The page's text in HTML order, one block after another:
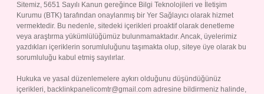
Sitemiz, 5651 Sayılı Kanun gereğince Bilgi Teknolojileri ve İletişim
Kurumu (BTK) tarafından onaylanmış bir Yer Sağlayıcı olarak hizmet
vermektedir. Bu nedenle, sitedeki içerikleri proaktif olarak denetleme
veya araştırma yükümlülüğümüz bulunmamaktadır. Ancak, üyelerimiz
yazdıkları içeriklerin sorumluluğunu taşımakta olup, siteye üye olarak bu
sorumluluğu kabul etmiş sayılırlar.
Hukuka ve yasal düzenlemelere aykırı olduğunu düşündüğünüz
içerikleri, backlinkpanelicomtr@gmail.com adresine bildirmeniz halinde,